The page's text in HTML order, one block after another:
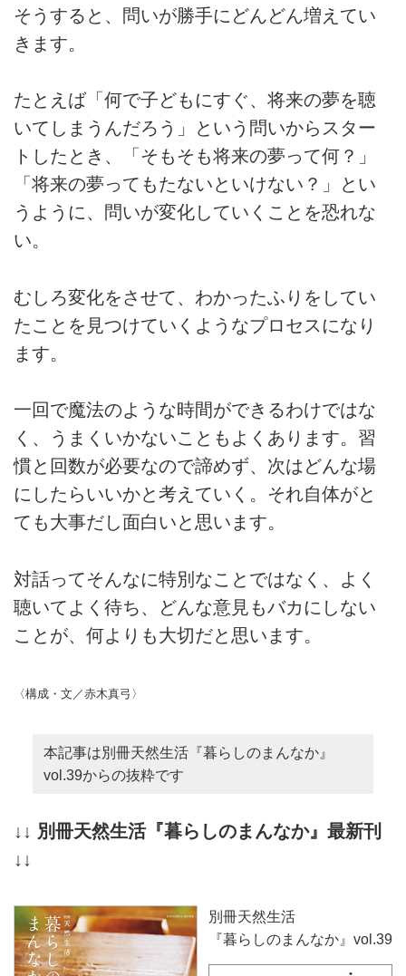
そうすると、問いが勝手にどんどん増えてい
きます。
たとえば「何で子どもにすぐ、将来の夢を聴
いてしまうんだろう」という問いからスター
トしたとき、「そもそも将来の夢って何？」
「将来の夢ってもたないといけない？」とい
うように、問いが変化していくことを恐れな
い。
むしろ変化をさせて、わかったふりをしてい
たことを見つけていくようなプロセスになり
ます。
一回で魔法のような時間ができるわけではな
く、うまくいかないこともよくあります。習
慣と回数が必要なので諦めず、次はどんな場
にしたらいいかと考えていく。それ自体がと
ても大事だし面白いと思います。
対話ってそんなに特別なことではなく、よく
聴いてよく待ち、どんな意見もバカにしない
ことが、何よりも大切だと思います。
〈構成・文／赤木真弓〉
本記事は別冊天然生活『暮らしのまんなか』
vol.39からの抜粋です
↓↓ 別冊天然生活『暮らしのまんなか』最新刊
↓↓
別冊天然生活
『暮らしのまんなか』 vol.39